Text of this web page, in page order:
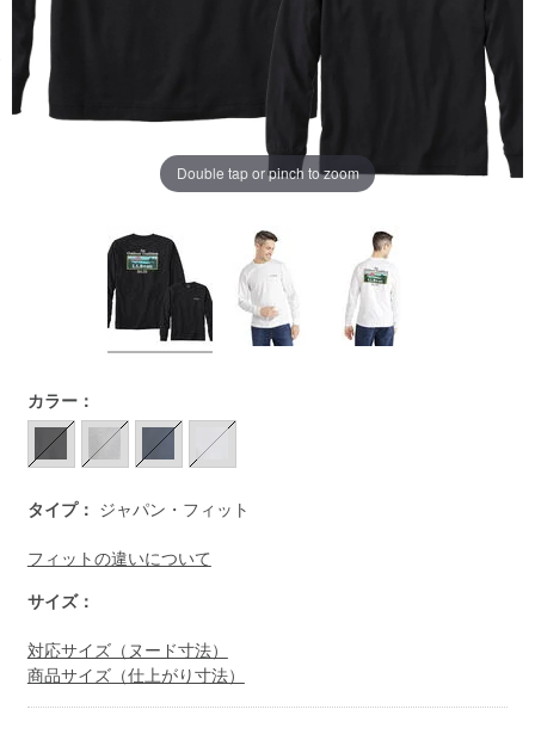
Double tap or pinch to zoom
https://www.llbean.co.jp/mens/tops/tshirts-
long/g/112B03.html
カラー：
タイプ： ジャパン・フィット
フィットの違いについて
サイズ：
対応サイズ（ヌード寸法）
商品サイズ（仕上がり寸法）